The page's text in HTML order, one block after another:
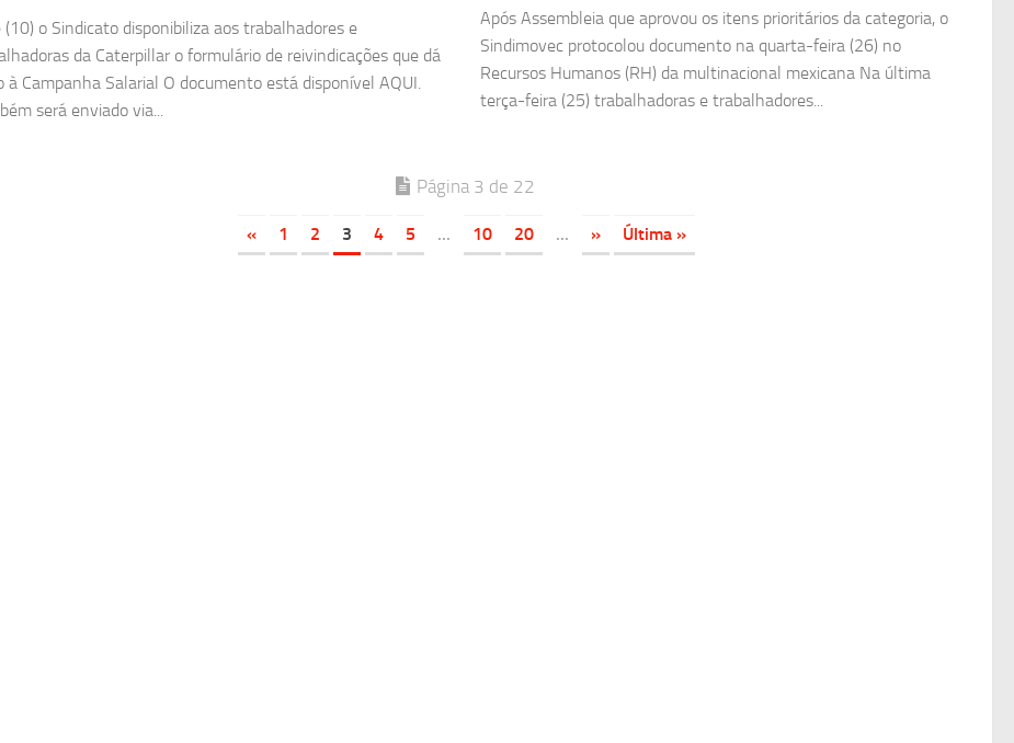
(10) o Sindicato disponibiliza aos trabalhadores e
da Caterpillar o formulário de reivindicações que dá
à Campanha Salarial O documento está disponível AQUI.
será enviado via...
Após Assembleia que aprovou os itens prioritários da categoria, o
Sindimovec protocolou documento na quarta-feira (26) no
Recursos Humanos (RH) da multinacional mexicana Na última
terça-feira (25) trabalhadoras e trabalhadores...
Página 3 de 22
« 1 2 3 4 5 ... 10 20 ... » Última »